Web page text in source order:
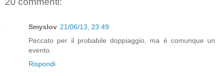
Smyslov 21/06/13, 23:49
Peccato per il probabile doppiaggio, ma è comunque un
evento.
Rispondi